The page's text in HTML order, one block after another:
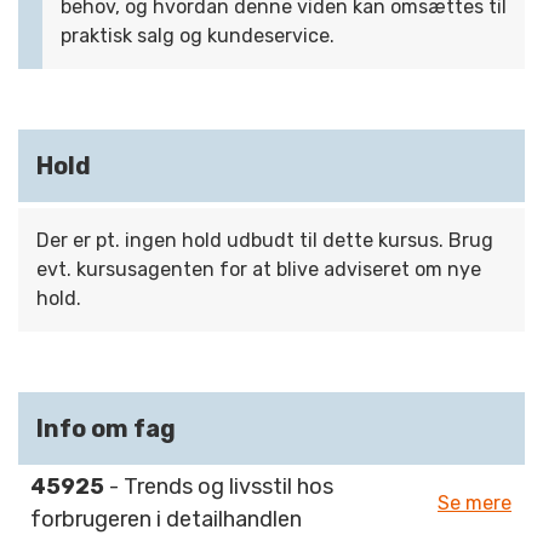
behov, og hvordan denne viden kan omsættes til
praktisk salg og kundeservice.
Hold
Der er pt. ingen hold udbudt til dette kursus. Brug
evt. kursusagenten for at blive adviseret om nye
hold.
Info om fag
45925 - Trends og livsstil hos
forbrugeren i detailhandlen
Se mere